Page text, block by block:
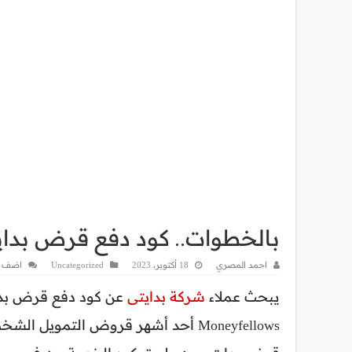
بالخطوات.. كود دفع قرض
احمد المصري 18 أكتوبر، 2023 Uncategorized اضف
يبحث عملاء شركة بدايتى عن كود دفع قرض
Moneyfellows أحد أشهر قروض التمويل الشخصي في مصر، وعبر